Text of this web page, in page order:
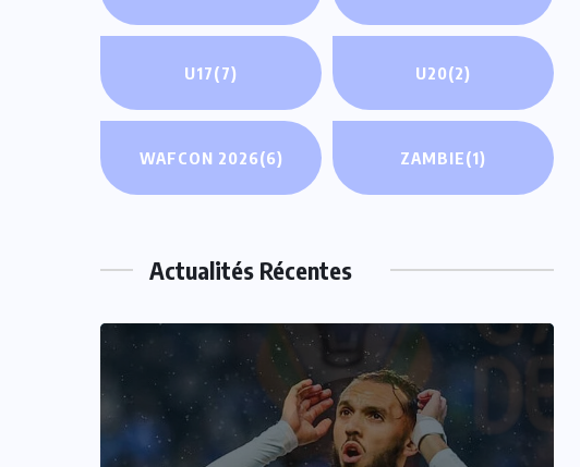
U17(7) U20(2)
WAFCON 2026(6) ZAMBIE(1)
Actualités Récentes